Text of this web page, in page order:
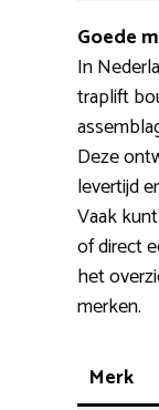
Goede
In
traplift
Deze
levertijd
Vaak
of direct
het
merken.
Merk